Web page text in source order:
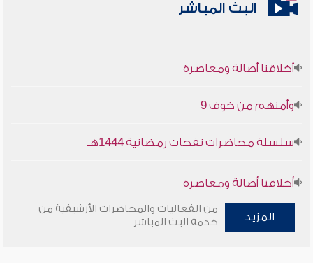
البث المباشر
أخلاقنا أصالة ومعاصرة
وأمنهم من خوف 9
سلسلة محاضرات نفحات رمضانية 1444هـ
أخلاقنا أصالة ومعاصرة
وأمنهم من خوف 9
المزيد
من الفعاليات والمحاضرات الأرشيفية من
خدمة البث المباشر